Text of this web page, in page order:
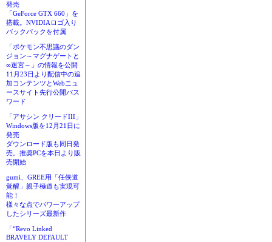
発売
「GeForce GTX 660」を
搭載。NVIDIAロゴ入り
バックパックを付属
「ポケモン不思議のダン
ジョン～マグナゲートと
∞迷宮～」の情報を公開
11月23日より配信中の追
加コンテンツとWebニュ
ースサイト先行公開パス
ワード
「アサシン クリードIII」
Windows版を12月21日に
発売
ダウンロード版も同日発
売。推奨PCを本日より販
売開始
gumi、GREE用「任侠道
覚醒」親子極道も実現可
能！
様々な点でパワーアップ
したシリーズ最新作
「“Revo Linked
BRAVELY DEFAULT